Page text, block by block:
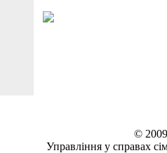
©
Управління у справах